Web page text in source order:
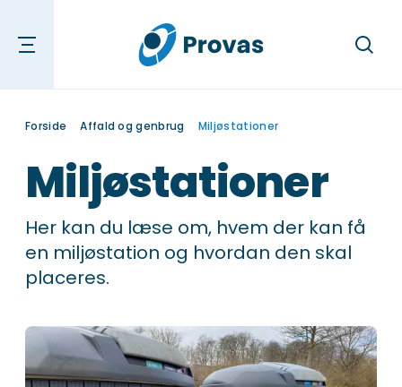
Søg
Forside Affald og genbrug Miljøstationer
Miljøstationer
Her kan du læse om, hvem der kan få
en miljøstation og hvordan den skal
placeres.